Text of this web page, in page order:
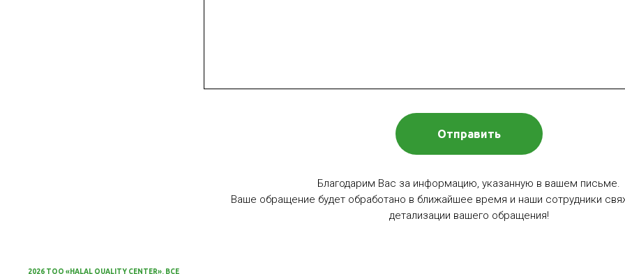
Отправить
Благодарим Вас за информацию, указанную в вашем письме.
Ваше обращение будет обработано в ближайшее время и наши сотрудники
детализации вашего обращения!
2026 ТОО «HALAL QUALITY CENTER». ВСЕ